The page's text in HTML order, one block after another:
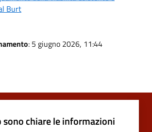
Burt
: 5 giugno 2026, 11:44
sono chiare le informazioni